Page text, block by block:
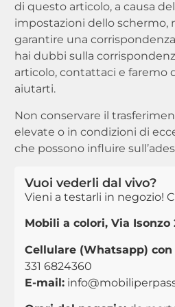
di questo articolo, a causa
impostazioni dello schermo,
garantire una
hai dubbi sulla
articolo, contattaci e faremo
aiutarti.
Non conservare il
elevate o in condizioni di
che possono influire
Vuoi vederli dal vivo?
Vieni a testarli in negozio!
Mobili a colori, Via Isonzo
Cellulare (Whatsapp)
331 6824360
E-mail: